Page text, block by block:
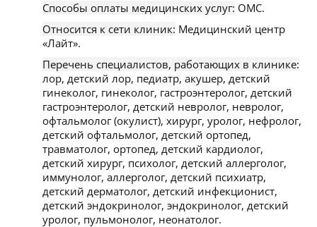
Способы оплаты медицинских услуг: ОМС.
Относится к сети клиник: Медицинский центр
«Лайт».
Перечень специалистов, работающих в клинике:
лор, детский лор, педиатр, акушер, детский
гинеколог, гинеколог, гастроэнтеролог, детский
гастроэнтеролог, детский невролог, невролог,
офтальмолог (окулист), хирург, уролог, нефролог,
детский офтальмолог, детский ортопед,
травматолог, ортопед, детский кардиолог,
детский хирург, психолог, детский аллерголог,
иммунолог, аллерголог, детский психиатр,
детский дерматолог, детский инфекционист,
детский эндокринолог, эндокринолог, детский
уролог, пульмонолог, неонатолог.